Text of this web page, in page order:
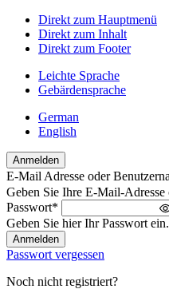
Direkt zum Hauptmenü
Direkt zum Inhalt
Direkt zum Footer
Leichte Sprache
Gebärdensprache
German
English
Anmelden
Willkommen
zurück!
Bitte
melden
Sie
sich
an
E-Mail Adresse oder
Geben Sie Ihre E-Mail-
Passwort*
Geben Sie hier Ihr Passwort ein.
Passwort vergessen
Noch nicht registriert?